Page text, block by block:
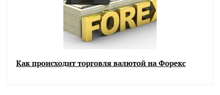
Как происходит торговля валютой на Форекс